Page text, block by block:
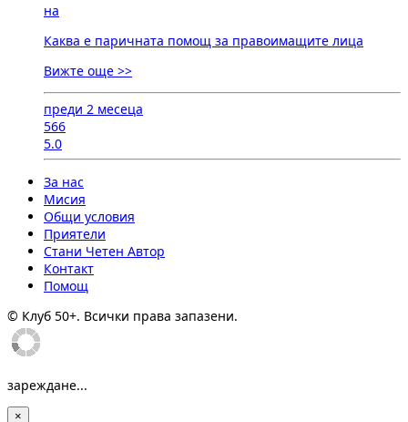
на
Каква е паричната помощ за правоимащите лица
Вижте още >>
преди 2 месеца
566
5.0
За нас
Мисия
Общи условия
Приятели
Стани Четен Автор
Контакт
Помощ
© Клуб 50+. Всички права запазени.
зареждане...
×